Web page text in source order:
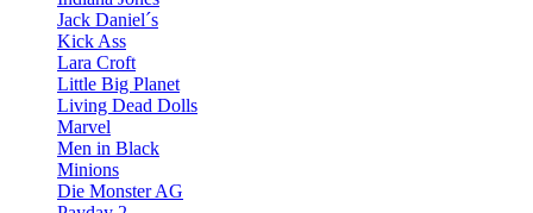
Jack Daniel´s
Kick Ass
Lara Croft
Little Big Planet
Living Dead Dolls
Marvel
Men in Black
Minions
Die Monster AG